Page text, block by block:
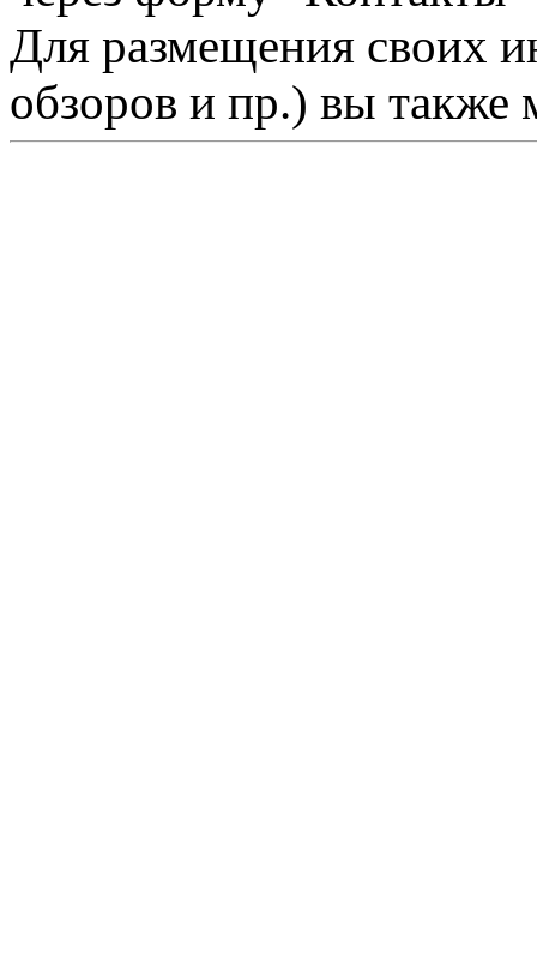
Для размещения своих
обзоров и пр.) вы также